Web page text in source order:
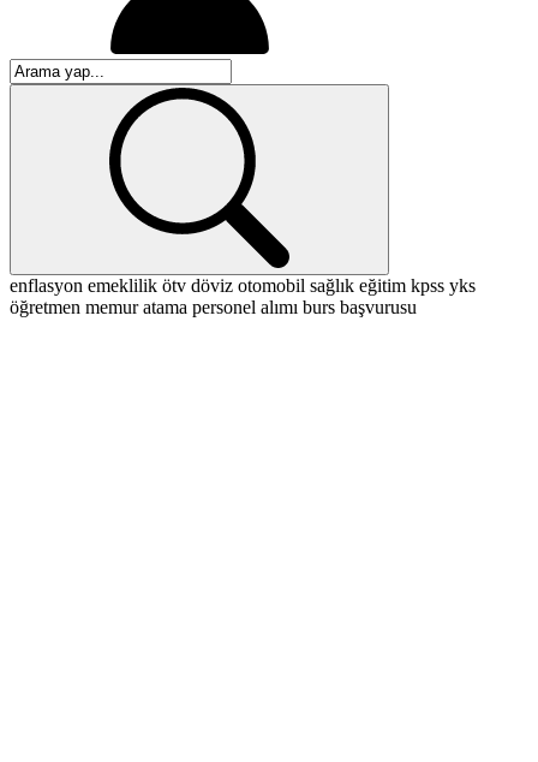
enflasyon emeklilik ötv döviz otomobil sağlık eğitim kpss yks
öğretmen memuratama personel alımı burs başvurusu